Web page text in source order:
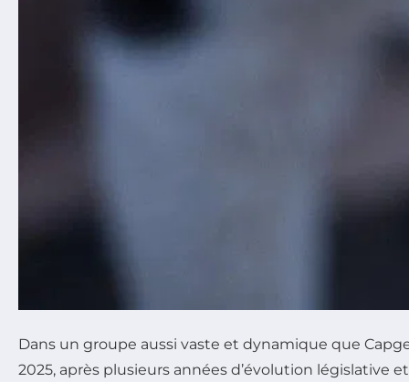
Dans un groupe aussi vaste et dynamique que
2025, après plusieurs années d’évolution législative